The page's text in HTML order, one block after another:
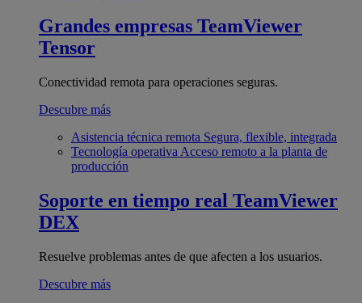
Grandes empresas TeamViewer
Tensor
Conectividad remota para operaciones seguras.
Descubre más
Asistencia técnica remota Segura, flexible, integrada
Tecnología operativa Acceso remoto a la planta de
producción
Soporte en tiempo real TeamViewer
DEX
Resuelve problemas antes de que afecten a los usuarios.
Descubre más